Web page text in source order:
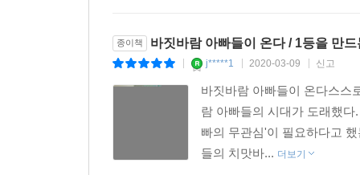
종이책 바짓바람 아빠들이 온다 / 1등을 만
j*****1 2020-03-09 신고
바짓바람 아빠들이 온다스스
람 아빠들의 시대가 도래했
빠의 무관심'이 필요하다고
들의 치맛바... 더보기